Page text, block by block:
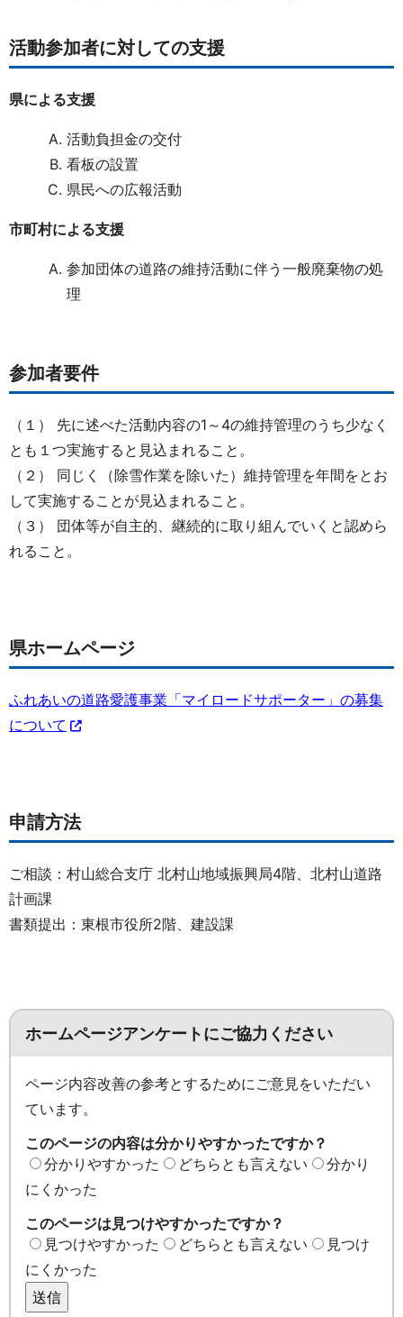
活動参加者に対しての支援
県による支援
活動負担金の交付
看板の設置
県民への広報活動
市町村による支援
参加団体の道路の維持活動に伴う一般廃棄物の処
理
参加者要件
（１） 先に述べた活動内容の1～4の維持管理のうち少なく
とも１つ実施すると見込まれること。
（２） 同じく（除雪作業を除いた）維持管理を年間をとお
して実施することが見込まれること。
（３） 団体等が自主的、継続的に取り組んでいくと認めら
れること。
県ホームページ
ふれあいの道路愛護事業「マイロードサポーター」の募集
について
申請方法
ご相談：村山総合支庁 北村山地域振興局4階、北村山道路
計画課
書類提出：東根市役所2階、建設課
ホームページアンケートにご協力ください
ページ内容改善の参考とするためにご意見をいただい
ています。
このページの内容は分かりやすかったですか？
分かりやすかった
どちらとも言えない
分かり
にくかった
このページは見つけやすかったですか？
見つけやすかった
どちらとも言えない
見つけ
にくかった
送信